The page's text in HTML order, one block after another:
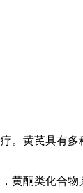
。黄芪具有多
黄酮类化合